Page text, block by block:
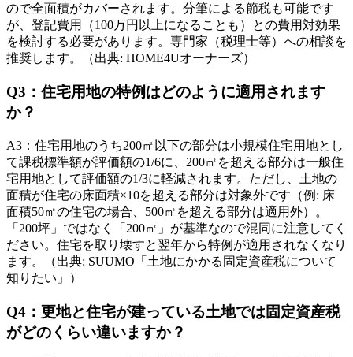
ので全面積がカバーされます。分筆による節税も可能です
が、登記費用（100万円以上になることも）との費用対効果
を検討する必要があります。専門家（税理士等）への相談を
推奨します。（出典: HOME4Uオーナーズ）
Q3 ： 住宅用地の特例はどのように適用されます
か？
A3 ： 住宅用地のうち200㎡以下の部分は小規模住宅用地とし
て課税標準額が評価額の1/6に、200㎡を超える部分は一般住
宅用地として評価額の1/3に軽減されます。ただし、土地の
面積が住宅の床面積×10を超える部分は対象外です（例: 床
面積50㎡の住宅の場合、500㎡を超える部分は適用外）。
「200坪」ではなく「200㎡」が基準なので混同に注意してく
ださい。住宅を取り壊すと翌年から特例が適用されなくなり
ます。（出典: SUUMO「土地にかかる固定資産税について
知りたい」）
Q4 ： 更地と住宅が建っている土地では固定資産税
がどのくらい違いますか？